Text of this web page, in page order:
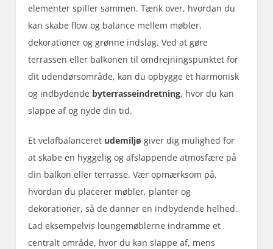
elementer spiller sammen. Tænk over, hvordan du
kan skabe flow og balance mellem møbler,
dekorationer og grønne indslag. Ved at gøre
terrassen eller balkonen til omdrejningspunktet for
dit udendørsområde, kan du opbygge et harmonisk
og indbydende byterrasseindretning, hvor du kan
slappe af og nyde din tid.
Et velafbalanceret udemiljø giver dig mulighed for
at skabe en hyggelig og afslappende atmosfære på
din balkon eller terrasse. Vær opmærksom på,
hvordan du placerer møbler, planter og
dekorationer, så de danner en indbydende helhed.
Lad eksempelvis loungemøblerne indramme et
centralt område, hvor du kan slappe af, mens